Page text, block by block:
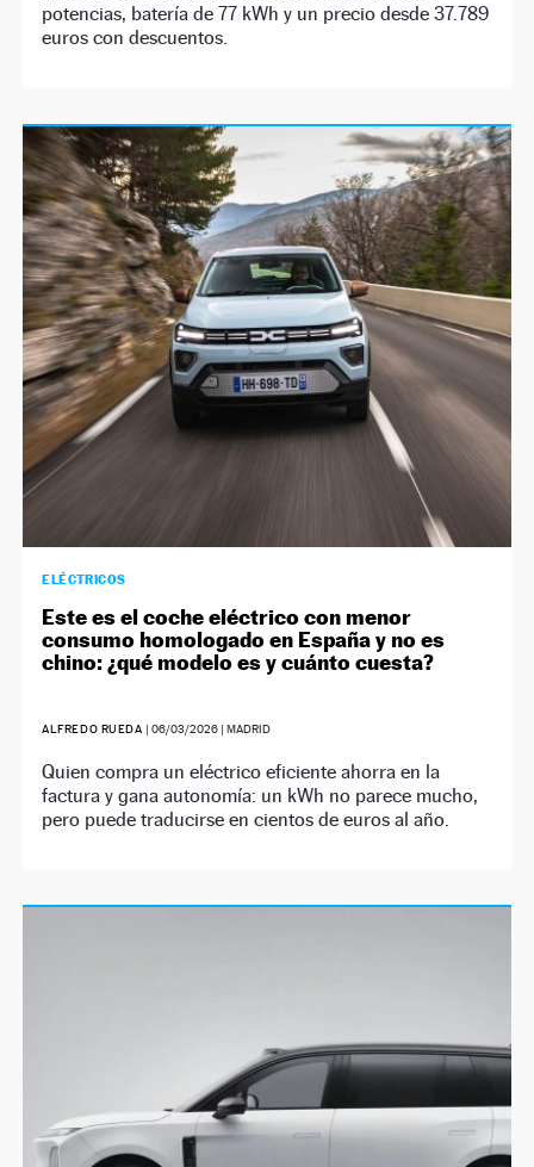
potencias, batería de 77 kWh y un precio desde 37.789
euros con descuentos.
ELÉCTRICOS
Este es el coche eléctrico con menor
consumo homologado en España y no es
chino: ¿qué modelo es y cuánto cuesta?
ALFREDO RUEDA | 06/03/2026| MADRID
Quien compra un eléctrico eficiente ahorra en la
factura y gana autonomía: un kWh no parece mucho,
pero puede traducirse en cientos de euros al año.